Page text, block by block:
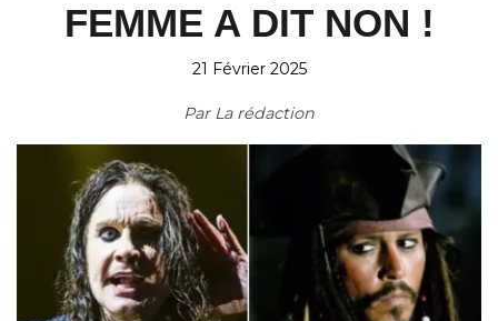
FEMME A DIT NON !
21 Février 2025
Par La rédaction